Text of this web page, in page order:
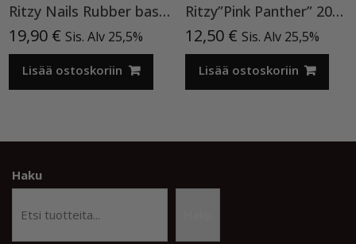
Ritzy Nails Rubber base ”Pink Pearl” pohjageeli, 15 ml
19,90 € Sis. Alv 25,5%
Lisää ostoskoriin
Ritzy”Pink Panther” 200, Cat Eye
12,50 € Sis. Alv 25,5%
Lisää ostoskoriin
Haku